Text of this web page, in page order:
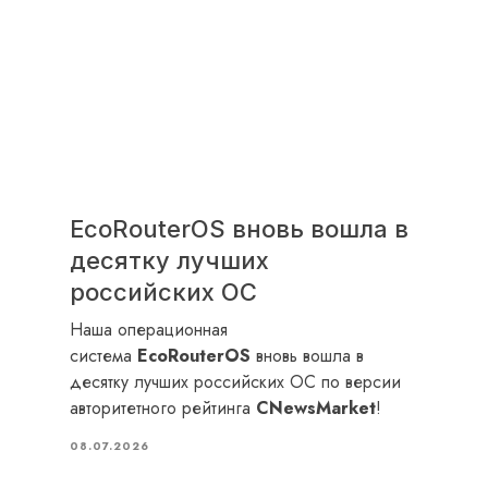
EcoRouterOS вновь вошла в
десятку лучших
российских ОС
Наша операционная
система EcoRouterOS вновь вошла в
десятку лучших российских ОС по версии
авторитетного рейтинга CNewsMarket!
08.07.2026